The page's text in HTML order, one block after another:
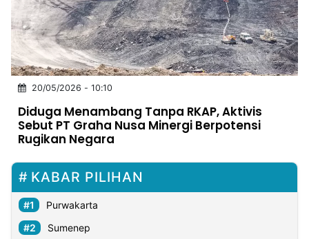
INDONESIA
Partner
NTB
Time
IDN
Jogja
Rakyat
News
Notice
Baru
Kabarbaru
20/05/2026 - 10:10
Diduga Menambang Tanpa RKAP, Aktivis
Sebut PT Graha Nusa Minergi Berpotensi
Rugikan Negara
KABAR PILIHAN
Purwakarta
Sumenep